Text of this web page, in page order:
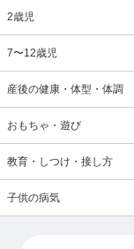
2歳児
7〜12歳児
産後の健康・体型・体調
おもちゃ・遊び
教育・しつけ・接し方
子供の病気